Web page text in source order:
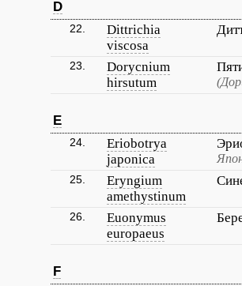
D
22.
Dittrichia
viscosa
23.
Dorycnium
hirsutum
E
24.
Eriobotrya
japonica
25.
Eryngium
amethystinum
26.
Euonymus
europaeus
F